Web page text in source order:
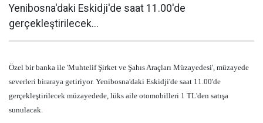
Yenibosna'daki Eskidji'de saat 11.00'de
gerçekleştirilecek...
Özel bir banka ile 'Muhtelif Şirket ve Şahıs Araçları Müzayedesi', müzayede
severleri biraraya getiriyor. Yenibosna'daki Eskidji'de saat 11.00'de
gerçekleştirilecek müzayedede, lüks aile otomobilleri 1 TL'den satışa
sunulacak.